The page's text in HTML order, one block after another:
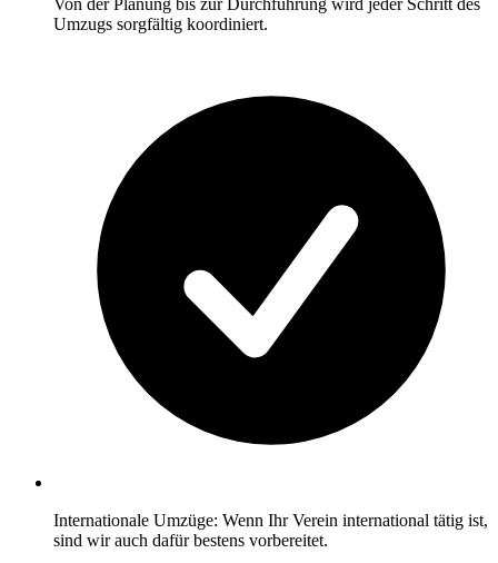
Von der Planung bis zur Durchführung wird jeder Schritt des
Umzugs sorgfältig koordiniert.
Internationale Umzüge: Wenn Ihr Verein international tätig ist,
sind wir auch dafür bestens vorbereitet.